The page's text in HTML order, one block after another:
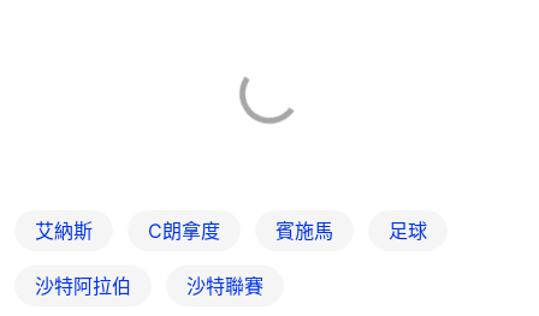
艾納斯 C朗拿度 賓施馬 足球
沙特阿拉伯 沙特聯賽